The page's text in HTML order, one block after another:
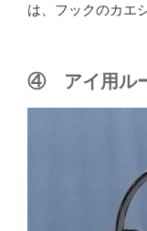
は、フックのカエ
④ アイ用ル